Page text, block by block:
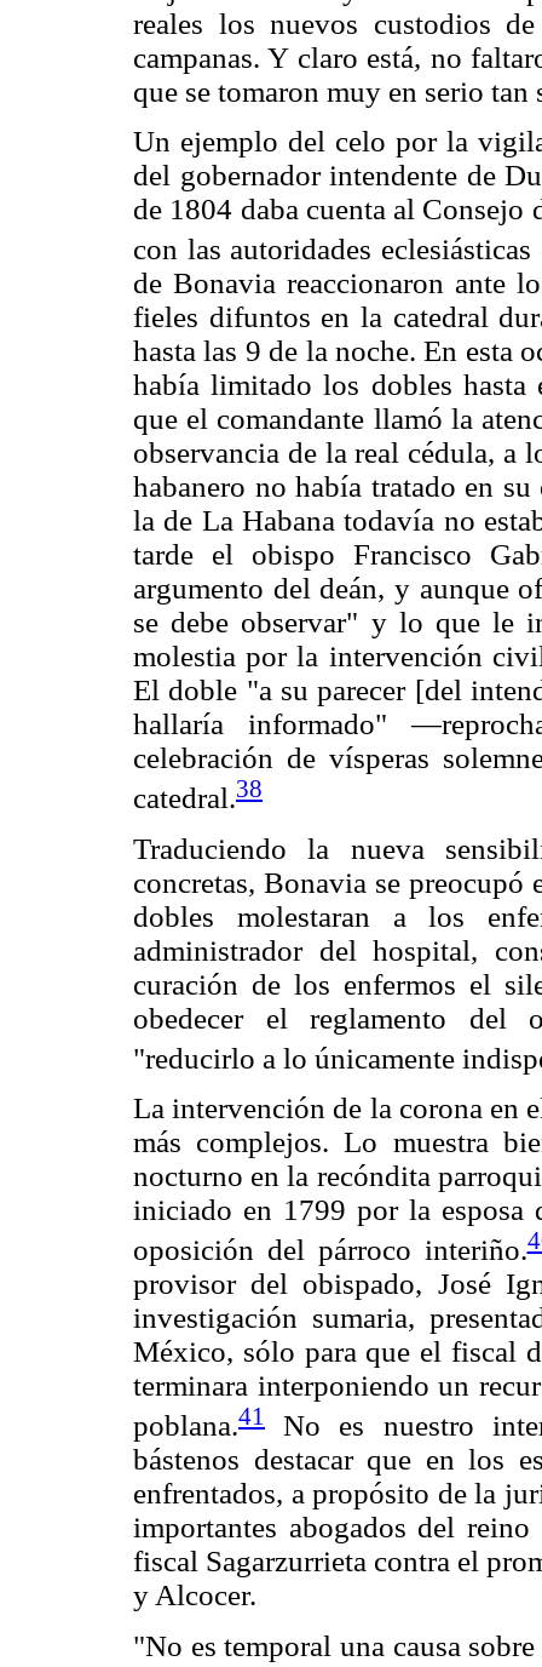
reales los nuevos custodios
campanas. Y claro está, no
que se tomaron muy en serio
Un ejemplo del celo por la
del gobernador intendente de
de 1804 daba cuenta al Consejo
con las autoridades
de Bonavia reaccionaron ante
fieles difuntos en la catedral
hasta las 9 de la noche. En esta
había limitado los dobles hasta
que el comandante llamó la
observancia de la real cédula, a
habanero no había tratado en
la de La Habana todavía no
tarde el obispo Francisco
argumento del deán, y aunque
se debe observar" y lo que le
molestia por la intervención
El doble "a su parecer [del
hallaría informado"
celebración de vísperas
catedral.38
Traduciendo la nueva
concretas, Bonavia se
dobles molestaran a los
administrador del hospital,
curación de los enfermos el
obedecer el reglamento del
"reducirlo a lo únicamente
La intervención de la corona en
más complejos. Lo muestra
nocturno en la recóndita
iniciado en 1799 por la
oposición del párroco interiño.
provisor del obispado, José
investigación sumaria,
México, sólo para que el fiscal
terminara interponiendo un
poblana.41
No es nuestro
bástenos destacar que en los
enfrentados, a propósito de la
importantes abogados del
fiscal Sagarzurrieta contra el
y Alcocer.
"No es temporal una causa